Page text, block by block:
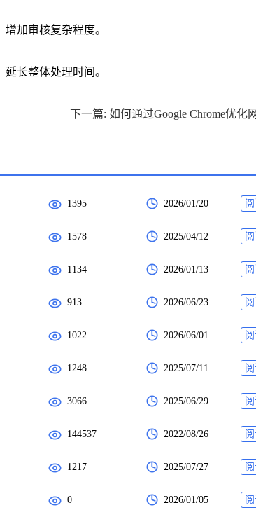
加审核复杂程度。
长整体处理时间。
1395 2026/01/20
1578 2025/04/12
1134 2026/01/13
913 2026/06/23
1022 2026/06/01
1248 2025/07/11
3066 2025/06/29
144537 2022/08/26
1217 2025/07/27
0 2026/01/05